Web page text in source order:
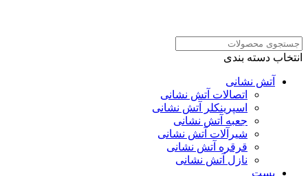
انتخاب دسته بندی
آتش نشانی
اتصالات آتش نشانی
اسپرینکلر آتش نشانی
جعبه آتش نشانی
شیرآلات آتش نشانی
قرقره آتش نشانی
نازل آتش نشانی
بست